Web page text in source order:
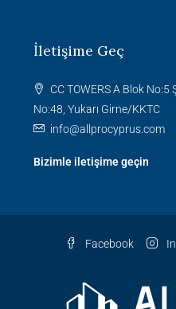
İletişime Geç
CC TOWERS A Blok
No:48, Yukarı Girne/KKTC
info@allprocyprus.com
Bizimle iletişime geçin
Facebook